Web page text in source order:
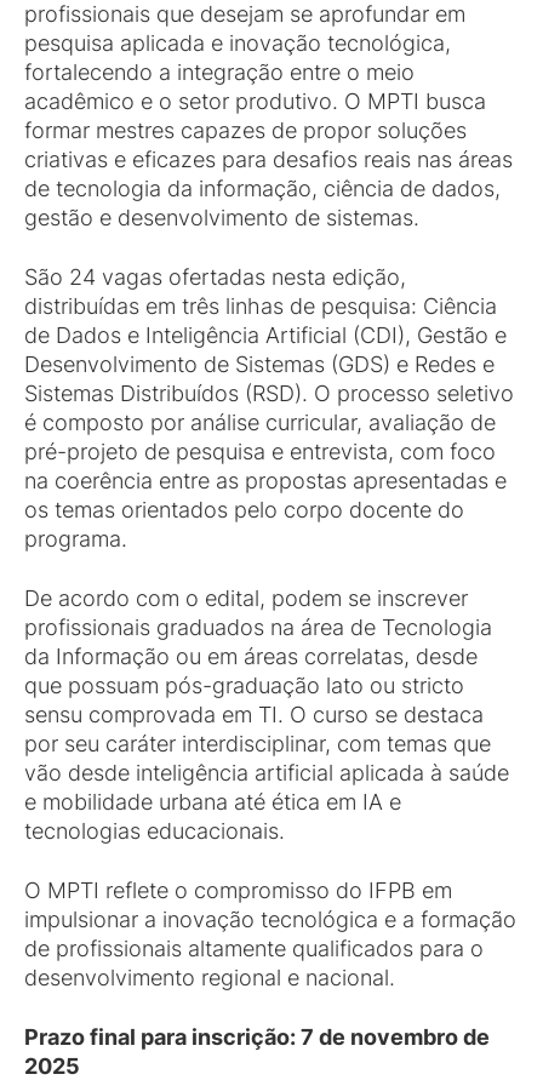
profissionais que desejam se aprofundar em
pesquisa aplicada e inovação tecnológica,
fortalecendo a integração entre o meio
acadêmico e o setor produtivo. O MPTI busca
formar mestres capazes de propor soluções
criativas e eficazes para desafios reais nas áreas
de tecnologia da informação, ciência de dados,
gestão e desenvolvimento de sistemas.
São 24 vagas ofertadas nesta edição,
distribuídas em três linhas de pesquisa: Ciência
de Dados e Inteligência Artificial (CDI), Gestão e
Desenvolvimento de Sistemas (GDS) e Redes e
Sistemas Distribuídos (RSD). O processo seletivo
é composto por análise curricular, avaliação de
pré-projeto de pesquisa e entrevista, com foco
na coerência entre as propostas apresentadas e
os temas orientados pelo corpo docente do
programa.
De acordo com o edital, podem se inscrever
profissionais graduados na área de Tecnologia
da Informação ou em áreas correlatas, desde
que possuam pós-graduação lato ou stricto
sensu comprovada em TI. O curso se destaca
por seu caráter interdisciplinar, com temas que
vão desde inteligência artificial aplicada à saúde
e mobilidade urbana até ética em IA e
tecnologias educacionais.
O MPTI reflete o compromisso do IFPB em
impulsionar a inovação tecnológica e a formação
de profissionais altamente qualificados para o
desenvolvimento regional e nacional.
Prazo final para inscrição: 7 de novembro de
2025